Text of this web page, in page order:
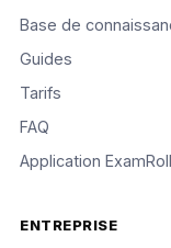
Base de
Guides
Tarifs
FAQ
Application
ENTREPRISE